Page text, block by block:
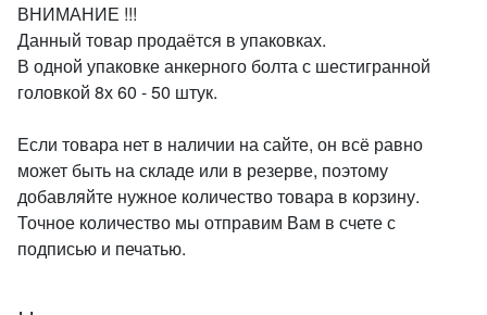
ВНИМАНИЕ !!!
Данный товар продаётся в упаковках.
В одной упаковке анкерного болта с шестигранной
головкой 8х 60 - 50 штук.
Если товара нет в наличии на сайте, он всё равно
может быть на складе или в резерве, поэтому
добавляйте нужное количество товара в корзину.
Точное количество мы отправим Вам в счете с
подписью и печатью.